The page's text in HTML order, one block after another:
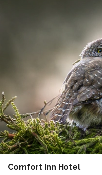
Comfort Inn Hotel